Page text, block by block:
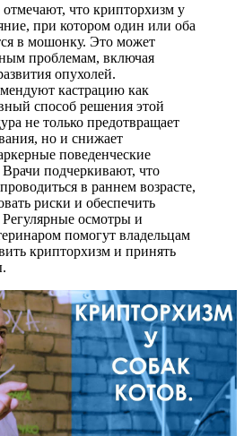
что крипторхизм у
при котором один или оба
в мошонку. Это может
проблемам, включая
опухолей.
кастрацию как
способ решения этой
не только предотвращает
но и снижает
поведенческие
подчеркивают, что
в раннем возрасте,
риски и обеспечить
осмотры и
помогут владельцам
крипторхизм и принять